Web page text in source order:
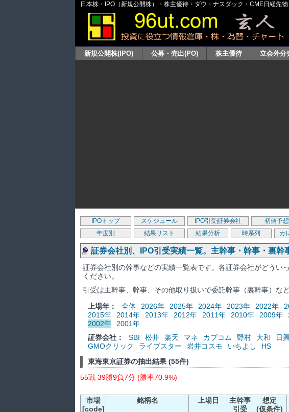
日本株・IPO（新規公開株）・株主優待・ダウ・ナスダック・CME日経先
新規公開株(IPO) 公募・売出(PO) 株主優待 立会外分
IPOトップ スケジュール IPO引受証券会社 初値予想
年度別
結果リスト 結果分析 時系列 カ
証券会社別、IPO引受実績一覧。主幹事・幹事・裏幹
証券会社別の幹事などの実績一覧表です。各証券会社がどうい
ください。
引受は主幹事、幹事、その他取り扱いで委託幹事（裏幹事）など
上場年：
全体 2026年 2025年 2024年 2023年 2022年
2015年
2014年 2013年 2012年 2011年 2010年 2009年
2002年
2001年
証券会社：
SBI 松井 楽天 マネ カブコム 野村 大和 日
GMOクリック
ライブスター 岩井コスモ いちよし
HS
東海東京証券の抽出結果 (55件)
55戦 39勝9負7分 (勝率70.9%)
市場
[code]
銘柄名 上場日
主幹事
引受
想定
(仮条件)